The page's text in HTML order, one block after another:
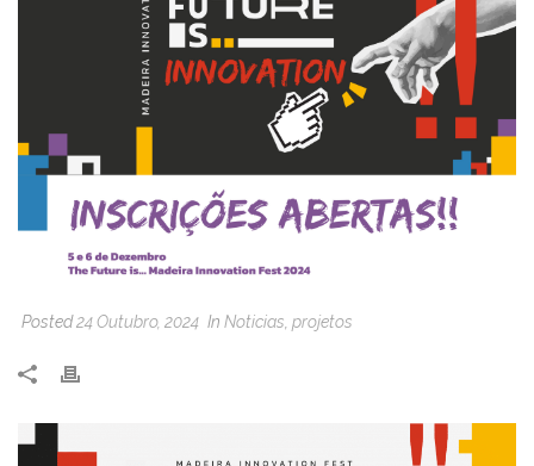
Posted24 Outubro, 2024 In Noticias projetos